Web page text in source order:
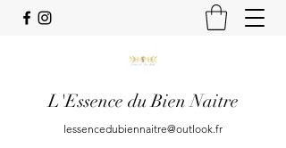
L'Essence du Bien Naitre
lessencedubiennaitre@outlook.fr